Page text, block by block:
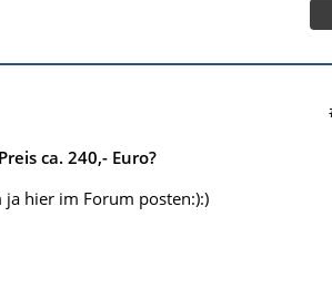
ca. 240,- Euro?
hier im Forum posten:):)